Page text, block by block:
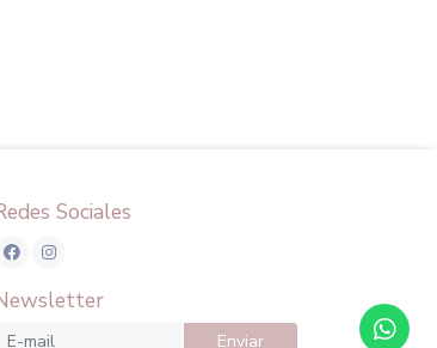
Sociales
Enviar